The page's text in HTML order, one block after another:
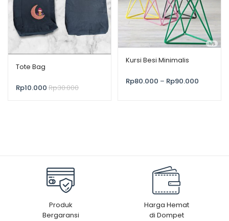
Tote Bag
Rp10.000 Rp30.000
Kursi Besi Minimalis
Rp80.000 – Rp90.000
Produk
Bergaransi
Harga Hemat
di Dompet